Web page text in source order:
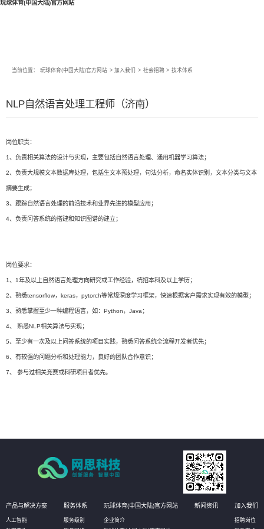
玩球体育(中国大陆)官方网站
当前位置： 玩球体育(中国大陆)官方网站 > 加入我们 > 社会招聘 > 技术体系
NLP自然语言处理工程师（济南）
岗位职责：
1、负责相关算法的设计与实现，主要包括自然语言处理、通用机器学习算法；
2、负责大规模文本数据库处理，包括生文本预处理，句法分析，命名实体识别，文本分类与文本
摘要生成；
3、跟踪自然语言处理的前沿技术和业界先进的模型应用；
4、负责问答系统的搭建和知识图谱的建立；
岗位要求：
1、1年及以上自然语言处理方向研究或工作经验，统招本科及以上学历；
2、熟悉tensorflow，keras，pytorch等常规深度学习框架，快速根据客户需求实现有效的模型；
3、熟悉掌握至少一种编程语言，如：Python，Java；
4、 熟悉NLP相关算法与实现；
5、至少有一次及以上问答系统的项目实践，熟悉问答系统全流程开发者优先；
6、有较强的问题分析和处理能力，良好的团队合作意识；
7、 参与过相关竞赛或科研项目者优先。
产品与解决方案
人工智能
服务体系
服务级别
玩球体育(中国大陆)官方网站
企业简介
新闻资讯 加入我们
招聘岗位